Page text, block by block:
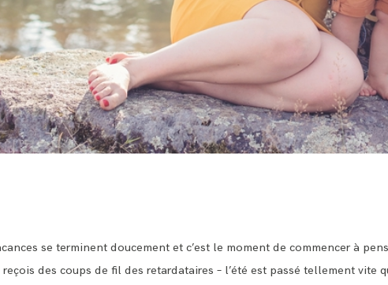
se terminent doucement et c’est le moment de commencer à
reçois des coups de fil des retardataires – l’été est passé tellement vite